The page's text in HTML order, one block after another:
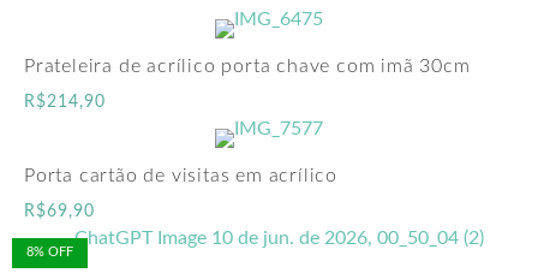
Prateleira de acrílico porta chave com imã 30cm
R$214,90
Porta cartão de visitas em acrílico
R$69,90
8% OFF